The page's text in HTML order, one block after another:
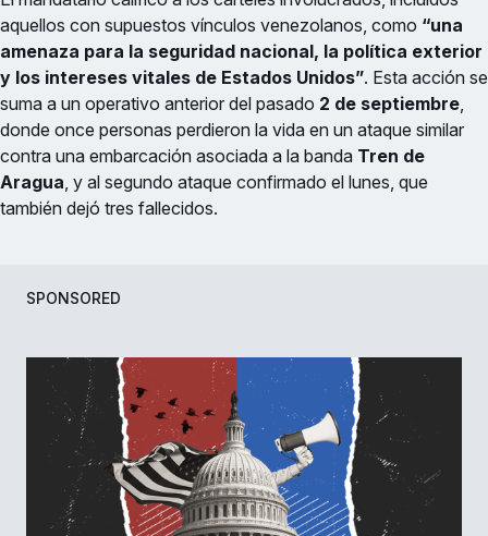
aquellos con supuestos vínculos venezolanos, como “una
amenaza para la seguridad nacional, la política exterior
y los intereses vitales de Estados Unidos”. Esta acción se
suma a un operativo anterior del pasado 2 de septiembre,
donde once personas perdieron la vida en un ataque similar
contra una embarcación asociada a la banda Tren de
Aragua, y al segundo ataque confirmado el lunes, que
también dejó tres fallecidos.
SPONSORED